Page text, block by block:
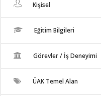
Kişisel
Eğitim Bilgileri
Görevler / İş Deneyimi
ÜAK Temel Alan